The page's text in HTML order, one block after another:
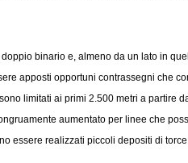
binario e, almeno da un lato in
apposti opportuni contrassegni che
limitati ai primi 2.500 metri a partire
aumentato per linee che
realizzati piccoli depositi di